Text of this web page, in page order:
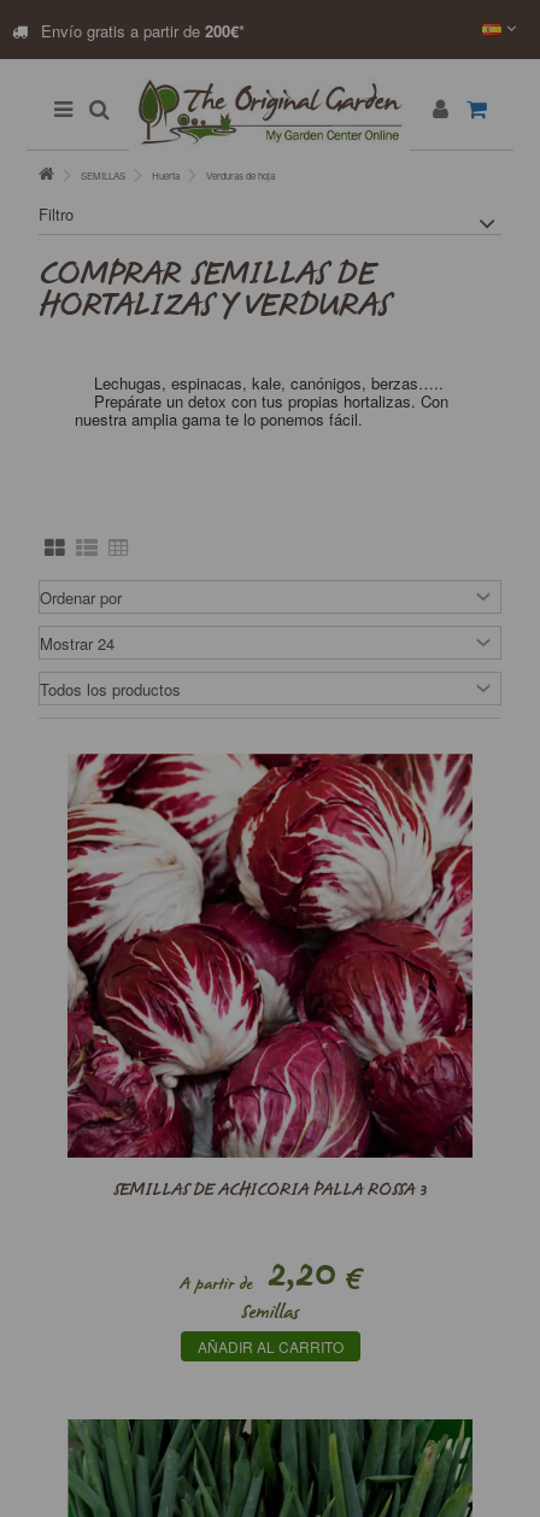
Envío gratis a partir de 200€*
SEMILLAS Huerta Verduras de hoja
Filtro
COMPRAR SEMILLAS DE
HORTALIZAS Y VERDURAS
Lechugas, espinacas, kale, canónigos, berzas…..
Prepárate un detox con tus propias hortalizas. Con
nuestra amplia gama te lo ponemos fácil.
SEMILLAS DE ACHICORIA PALLA ROSSA 3
A partir de2,20 €
Semillas
AÑADIR AL CARRITO